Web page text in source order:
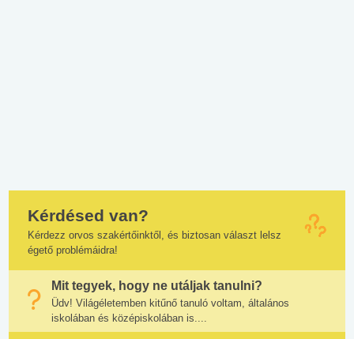
Kérdésed van?
Kérdezz orvos szakértőinktől, és biztosan választ lelsz
égető problémáidra!
Mit tegyek, hogy ne utáljak tanulni?
Üdv! Világéletemben kitűnő tanuló voltam, általános
iskolában és középiskolában is....